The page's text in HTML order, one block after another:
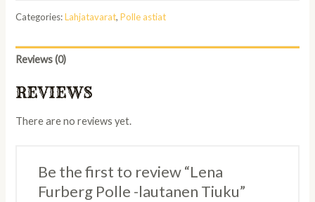
-
Tiuku
Categories:Lahjatavarat,Polle astiat
Reviews (0)
REVIEWS
There are no reviews yet.
Be the first to review “Lena
Furberg Polle -lautanen Tiuku”